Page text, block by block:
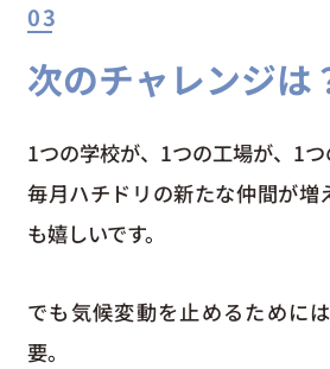
03
次のチャレンジは
1つの学校が、1つの工場が、1つ
毎月ハチドリの新たな仲間が増
も嬉しいです。
でも気候変動を止めるために
要。